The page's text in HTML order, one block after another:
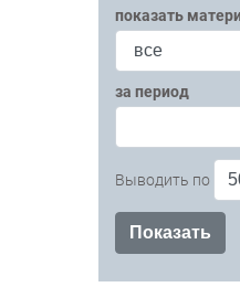
Рынок ПК
показать
за период
Выводить по